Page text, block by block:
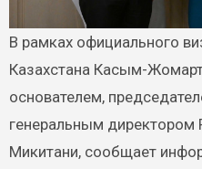
В рамках официального визита в Японию Президент
Казахстана Касым-
основателем,
генеральным директором
Микитани, сообщает